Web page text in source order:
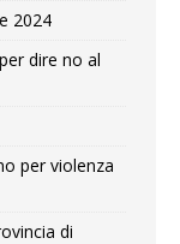
2024
dire no al
per violenza
di